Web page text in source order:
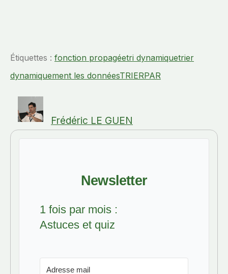
Étiquettes : fonction propagéetri dynamiquetrier
dynamiquement les donnéesTRIERPAR
Frédéric LE GUEN
Newsletter
1 fois par mois :
Astuces et quiz